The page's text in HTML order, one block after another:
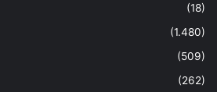
(18)
(1.480)
(509)
(262)